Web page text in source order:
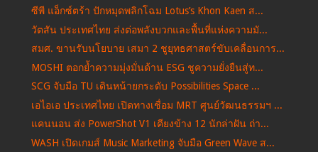
ซีพี แอ็กซ์ตร้า ปักหมุดพลิกโฉม Lotus’s Khon Kaen ส...
วัตสัน ประเทศไทย ส่งต่อพลังบวกและพื้นที่แห่งความมั...
สมศ. ขานรับนโยบาย เสมา 2 ชูยุทธศาสตร์ขับเคลื่อนการ...
MOSHI ตอกย้ำความมุ่งมั่นด้าน ESG ชูความยั่งยืนสู่ท...
SCG จับมือ TU เดินหน้ายกระดับ Possibilities Space ...
เอไอเอ ประเทศไทย เปิดทางเชื่อม MRT ศูนย์วัฒนธรรมฯ ...
แคนนอน ส่ง PowerShot V1 เคียงข้าง 12 นักล่าฝัน ถ่า...
WASH เปิดเกมส์ Music Marketing จับมือ Green Wave ส...